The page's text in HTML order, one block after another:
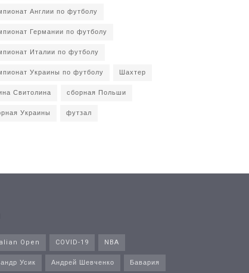
Англии по футболу
Германии по футболу
Италии по футболу
Украины по футболу
Шахтер
Свитолина
сборная Польши
Украины
футзал
Open COVID-19
NBA
Усик
Андрей Шевченко
Бавария